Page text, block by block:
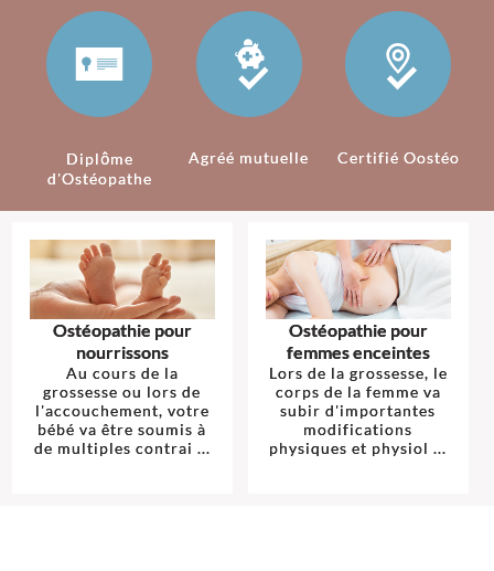
Diplôme
d'Ostéopathe
Agréé mutuelle Certifié Oostéo
Ostéopathie pour
nourrissons
Au cours de la
grossesse ou lors de
l'accouchement, votre
bébé va être soumis à
de multiples contrai ...
Ostéopathie pour
femmes enceintes
Lors de la grossesse, le
corps de la femme va
subir d'importantes
modifications
physiques et physiol ...